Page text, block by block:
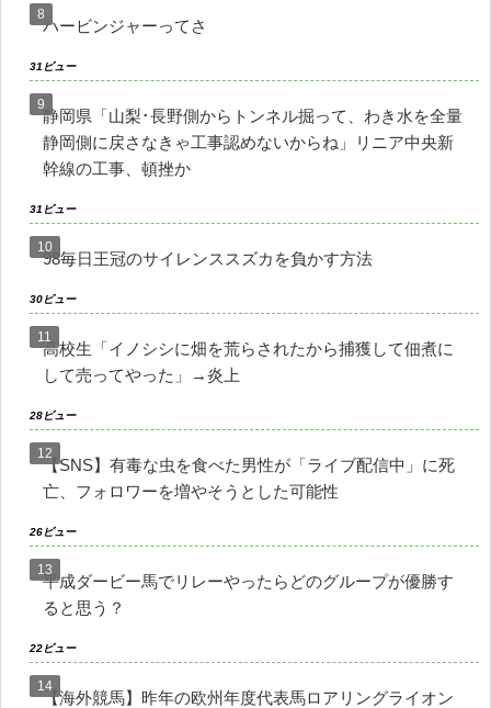
ハービンジャーってさ
31ビュー
静岡県「山梨･長野側からトンネル掘って、わき水を全量
静岡側に戻さなきゃ工事認めないからね」リニア中央新
幹線の工事、頓挫か
31ビュー
98毎日王冠のサイレンススズカを負かす方法
30ビュー
高校生「イノシシに畑を荒らされたから捕獲して佃煮に
して売ってやった」→炎上
28ビュー
【SNS】有毒な虫を食べた男性が「ライブ配信中」に死
亡、フォロワーを増やそうとした可能性
26ビュー
平成ダービー馬でリレーやったらどのグループが優勝す
ると思う？
22ビュー
【海外競馬】昨年の欧州年度代表馬ロアリングライオン